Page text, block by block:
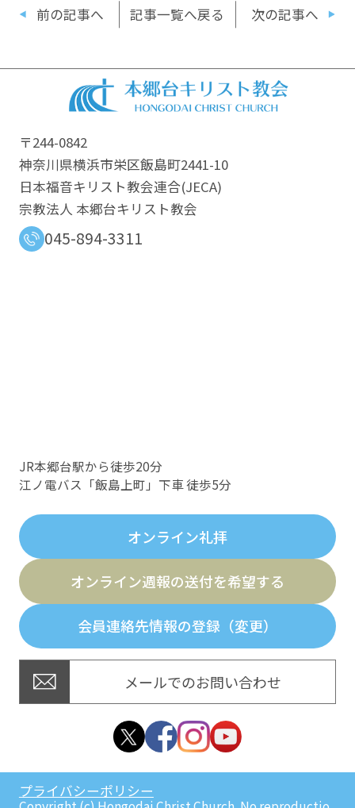
前の記事へ 記事一覧へ戻る 次の記事へ
〒244-0842
神奈川県横浜市栄区飯島町2441-10
日本福音キリスト教会連合​(JECA)
宗教法人 本郷台キリスト教会
045-894-3311
JR本郷台駅から徒歩20分
江ノ電バス「飯島上町」下車 徒歩5分
オンライン礼拝
オンライン週報の送付を希望する
会員連絡先情報の登録（変更）
メールでのお問い合わせ
プライバシーポリシー